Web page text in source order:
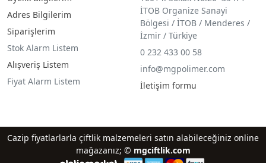
Adres Bilgilerim
Siparişlerim
Stok Alarm Listem
Alışveriş Listem
Fiyat Alarm Listem
İTOB Organize Sanayi
Bölgesi / İTOB / Menderes /
İzmir / Türkiye
0 232 433 00 58
info@mgpolimer.com
İletişim formu
Cazip fiyatlarlarla çiftlik malzemeleri satın alabileceğiniz online
mağazanız; © mgciftlik.com